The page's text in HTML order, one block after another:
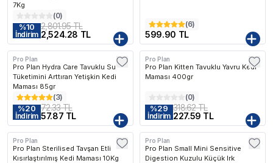
7Kg
(0)
%10
İndirim
2,801.95 TL
2,524.28 TL
(6)
599.90 TL
Pro Plan
Pro Plan Hydra Care Tavuklu Su
Tüketimini Arttıran Yetişkin Kedi
Maması 85gr
(3)
%20
İndirim
72.33 TL
57.87 TL
Pro Plan
Pro Plan Kitten Tavuklu Yavru Kedi
Maması 400gr
(0)
%29
İndirim
318.62 TL
227.59 TL
Pro Plan
Pro Plan Sterilised Tavşan Etli
Kısırlaştırılmış Kedi Maması 10Kg
Pro Plan
Pro Plan Small Mini Sensitive
Digestion Kuzulu Küçük Irk